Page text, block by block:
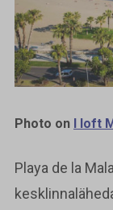
Photo on I loft
Playa de la